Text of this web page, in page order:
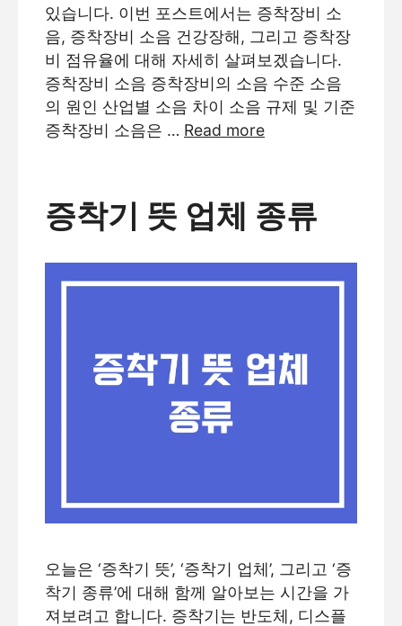
있습니다. 이번 포스트에서는 증착장비 소
음, 증착장비 소음 건강장해, 그리고 증착장
비 점유율에 대해 자세히 살펴보겠습니다.
증착장비 소음 증착장비의 소음 수준 소음
의 원인 산업별 소음 차이 소음 규제 및 기준
증착장비 소음은 … Read more
증착기 뜻 업체 종류
오늘은 ‘증착기 뜻’, ‘증착기 업체’, 그리고 ‘증
착기 종류’에 대해 함께 알아보는 시간을 가
져보려고 합니다. 증착기는 반도체, 디스플